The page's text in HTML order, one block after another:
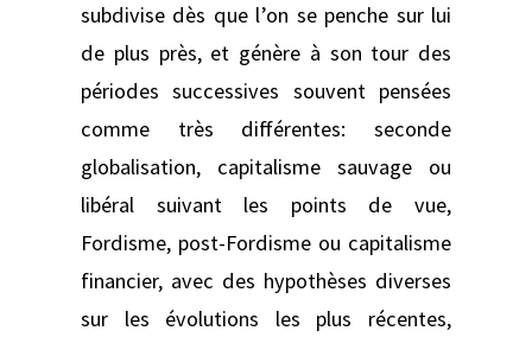
subdivise dès que l’on se penche sur lui
de plus près, et génère à son tour des
périodes successives souvent pensées
comme très différentes: seconde
globalisation, capitalisme sauvage ou
libéral suivant les points de vue,
Fordisme, post-Fordisme ou capitalisme
financier, avec des hypothèses diverses
sur les évolutions les plus récentes,